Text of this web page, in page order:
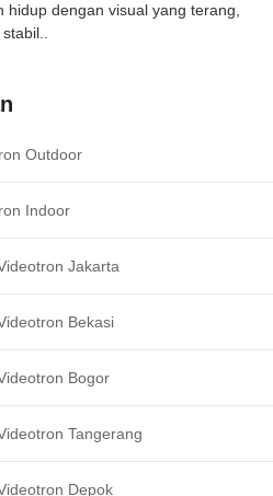
hidup dengan visual yang terang,
Outdoor
Indoor
Jakarta
Bekasi
Bogor
Tangerang
Depok